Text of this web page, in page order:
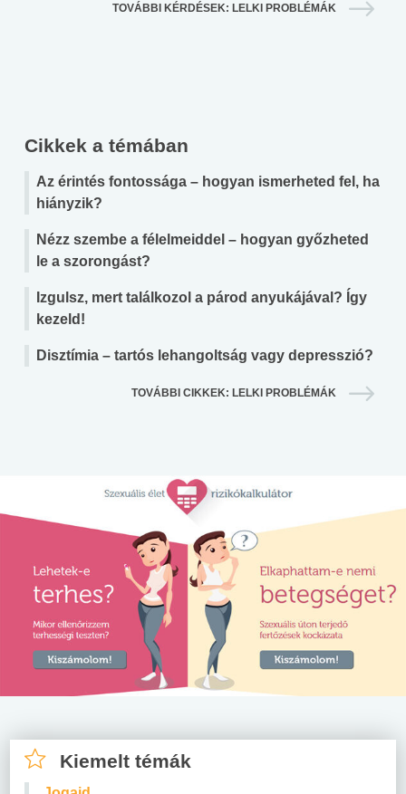
TOVÁBBI KÉRDÉSEK: LELKI PROBLÉMÁK
Cikkek a témában
Az érintés fontossága – hogyan ismerheted fel, ha
hiányzik?
Nézz szembe a félelmeiddel – hogyan győzheted
le a szorongást?
Izgulsz, mert találkozol a párod anyukájával? Így
kezeld!
Disztímia – tartós lehangoltság vagy depresszió?
TOVÁBBI CIKKEK: LELKI PROBLÉMÁK
Kiemelt témák